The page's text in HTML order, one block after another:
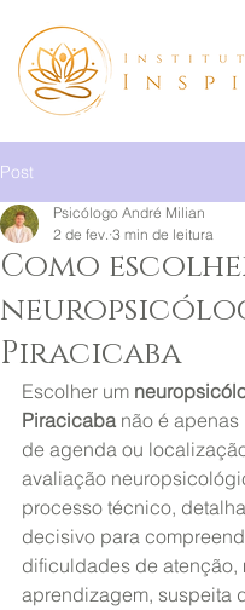
Post
Como
Piracicaba
Psicólogo André Milian
2 de fev. 3 min de leitura
Escolher um
Piracicaba não é apenas
de agenda ou
avaliação
processo técnico,
decisivo para
dificuldades de atenção,
aprendizagem, suspeita